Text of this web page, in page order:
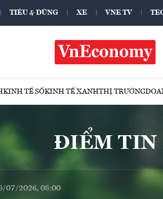
TIÊU & DÙNG XE VNE TV
KINH TẾ SỐKINH TẾ XANHTHỊ TRƯỜNG
ĐIỂM TIN
07/2026, 08:00